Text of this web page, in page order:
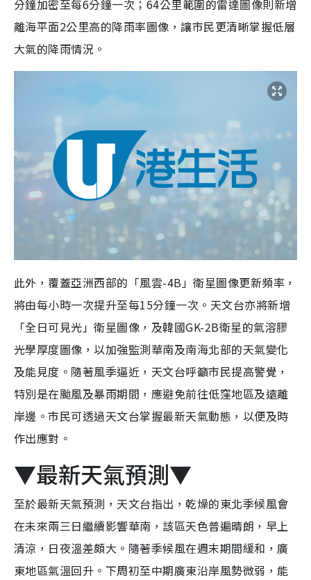
分鐘加密至每6分鐘一次；64公里範圍的雷達圖像則新增
離海平面2公里高的降雨率圖像，讓市民更清晰掌握低層
大氣的降雨情況。
此外，覆蓋亞洲西部的「風雲-4B」衛星圖像更新頻率，
將由每小時一次提升至每15分鐘一次。天文台亦將新增
「全日可見光」衛星圖像，及韓國GK-2B衛星的氣溶膠
光學厚度圖像，以加強監測華南及南海北部的天氣變化
及能見度。隨著風季逼近，天文台呼籲市民提高警覺，
特別是在颱風及暴雨期間，應避免前往低窪地區及遠離
岸邊。市民可透過天文台掌握最新天氣動態，以便及時
作出應對。
▼最新天氣預測▼
至於最新天氣預測，天文台指出，乾燥的東北季候風會
在未來兩三日繼續影響華南，該區天色普遍晴朗，早上
清涼，日夜溫差頗大。隨著季候風在週末期間緩和，廣
東地區氣溫回升。下周初至中期廣東沿岸風勢微弱，能